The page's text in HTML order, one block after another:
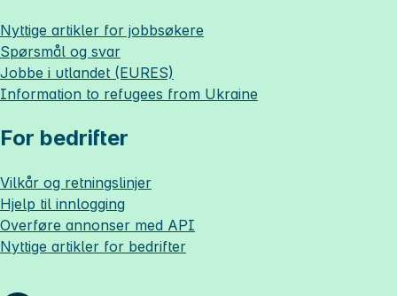
Nyttige artikler for jobbsøkere
Spørsmål og svar
Jobbe i utlandet (EURES)
Information to refugees from Ukraine
For bedrifter
Vilkår og retningslinjer
Hjelp til innlogging
Overføre annonser med API
Nyttige artikler for bedrifter